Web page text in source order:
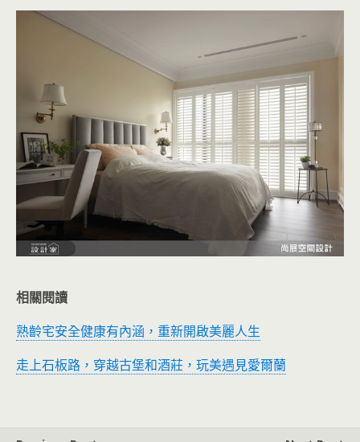
相關閱讀
熟齡宅安全健康有內涵，重新開啟美麗人生
走上石板路，穿越古堡和酒莊，玩美遇見愛爾蘭